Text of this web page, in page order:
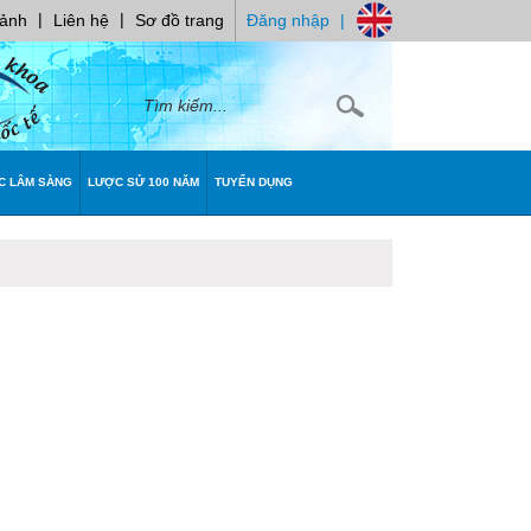
| Liên hệ | Sơ đồ trang Đăng nhập |
LÂM SÀNG LƯỢC SỬ 100 NĂM TUYỂN DỤNG